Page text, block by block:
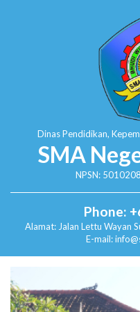
Dinas Pendidikan,
SMA
NPSN:
Phone:
Alamat: Jalan Lettu Wayan
E-mail: